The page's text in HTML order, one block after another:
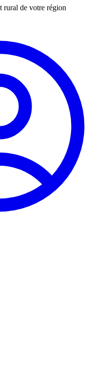
rural de votre région